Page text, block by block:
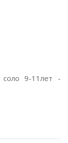
соло 9-11лет -